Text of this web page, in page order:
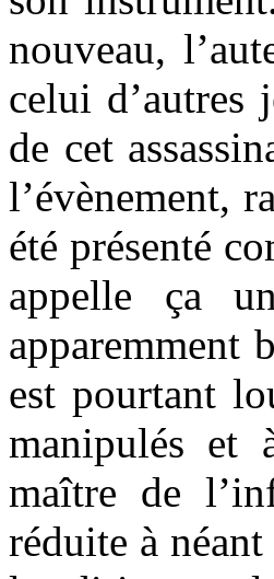
nouveau,
celui d’autres
de cet
l’évènement,
été présenté
appelle ça
apparemment
est pourtant
manipulés et
maître de
réduite à